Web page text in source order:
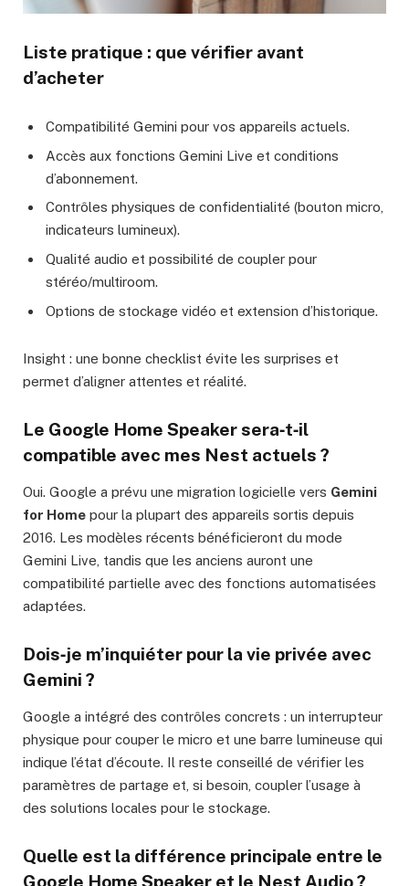
Liste pratique : que vérifier avant
d’acheter
Compatibilité Gemini pour vos appareils actuels.
Accès aux fonctions Gemini Live et conditions
d’abonnement.
Contrôles physiques de confidentialité (bouton micro,
indicateurs lumineux).
Qualité audio et possibilité de coupler pour
stéréo/multiroom.
Options de stockage vidéo et extension d’historique.
Insight : une bonne checklist évite les surprises et
permet d’aligner attentes et réalité.
Le Google Home Speaker sera‑t‑il
compatible avec mes Nest actuels ?
Oui. Google a prévu une migration logicielle vers Gemini
for Home pour la plupart des appareils sortis depuis
2016. Les modèles récents bénéficieront du mode
Gemini Live, tandis que les anciens auront une
compatibilité partielle avec des fonctions automatisées
adaptées.
Dois‑je m’inquiéter pour la vie privée avec
Gemini ?
Google a intégré des contrôles concrets : un interrupteur
physique pour couper le micro et une barre lumineuse qui
indique l’état d’écoute. Il reste conseillé de vérifier les
paramètres de partage et, si besoin, coupler l’usage à
des solutions locales pour le stockage.
Quelle est la différence principale entre le
Google Home Speaker et le Nest Audio ?